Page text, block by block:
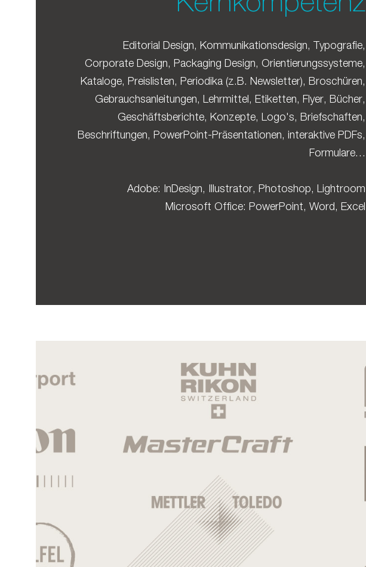
Editorial Design, Kommunikationsdesign, Typografie,
Corporate Design, Packaging Design, Orientierungssysteme,
Kataloge, Preislisten, Periodika (z.B. Newsletter), Broschüren,
Gebrauchsanleitungen, Lehrmittel, Etiketten, Flyer, Bücher,
Geschäftsberichte, Konzepte, Logo's, Briefschaften,
Beschriftungen, PowerPoint-Präsentationen, interaktive PDFs,
Formulare…
Adobe: InDesign, Illustrator, Photoshop, Lightroom
Microsoft Office: PowerPoint, Word, Excel